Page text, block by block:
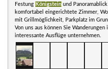
Festung Königstein und
komfortabel eingerichtete Zimmer,
mit Grillmöglichkeit, Parkplatz im
Von uns aus können Sie
interessante Ausflüge unternehmen.